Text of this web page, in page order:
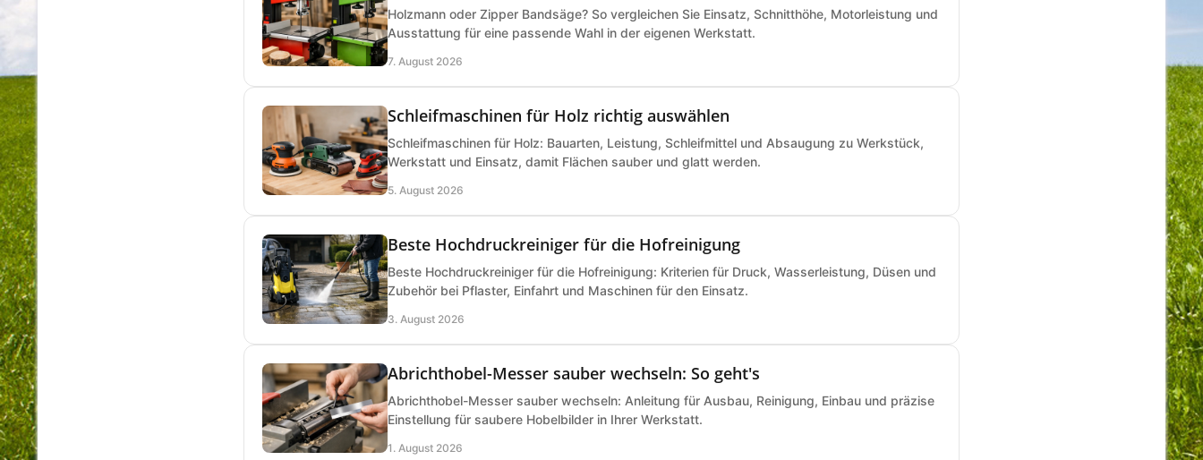
Holzmann oder Zipper Bandsäge? So vergleichen Sie Einsatz, Schnitthöhe, Motorleistung und
Ausstattung für eine passende Wahl in der eigenen Werkstatt.
7. August 2026
Schleifmaschinen für Holz richtig auswählen
Schleifmaschinen für Holz: Bauarten, Leistung, Schleifmittel und Absaugung zu Werkstück,
Werkstatt und Einsatz, damit Flächen sauber und glatt werden.
5. August 2026
Beste Hochdruckreiniger für die Hofreinigung
Beste Hochdruckreiniger für die Hofreinigung: Kriterien für Druck, Wasserleistung, Düsen und
Zubehör bei Pflaster, Einfahrt und Maschinen für den Einsatz.
3. August 2026
Abrichthobel-Messer sauber wechseln: So geht's
Abrichthobel-Messer sauber wechseln: Anleitung für Ausbau, Reinigung, Einbau und präzise
Einstellung für saubere Hobelbilder in Ihrer Werkstatt.
1. August 2026